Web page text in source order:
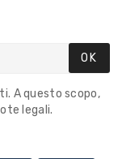
OK
A questo scopo,
legali.